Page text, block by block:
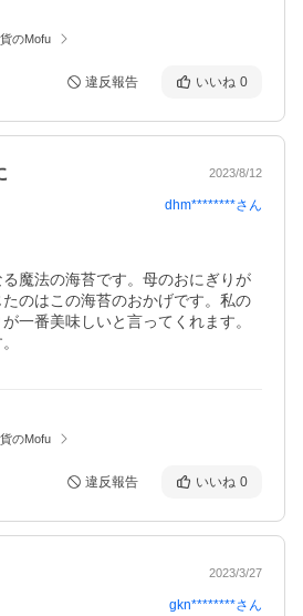
のMofu
違反報告 いいね 0
2023/8/12
dhm********さん
魔法の海苔です。母のおにぎりが
のはこの海苔のおかげです。私の
一番美味しいと言ってくれます。
のMofu
違反報告 いいね 0
2023/3/27
gkn********さん